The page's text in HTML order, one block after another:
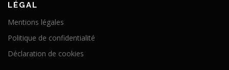
LÉGAL
Mentions légales
Politique de confidentialité
Déclaration de cookies